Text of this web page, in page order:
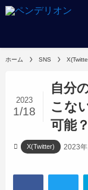
ホーム SNS
自分
こな
可能？
2023
1/18
X(Twitter) 2023